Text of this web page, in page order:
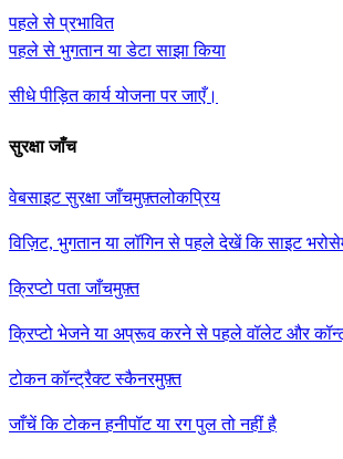
पहले से प्रभावित
पहले से भुगतान या डेटा साझा किया
सीधे पीड़ित कार्य योजना पर जाएँ।
सुरक्षा जाँच
वेबसाइट सुरक्षा जाँचमुफ़्तलोकप्रिय
विज़िट, भुगतान या लॉगिन से पहले देखें कि साइट
क्रिप्टो पता जाँचमुफ़्त
क्रिप्टो भेजने या अप्रूव करने से पहले वॉलेट और
टोकन कॉन्ट्रैक्ट स्कैनरमुफ़्त
जाँचें कि टोकन हनीपॉट या रग पुल तो नहीं है